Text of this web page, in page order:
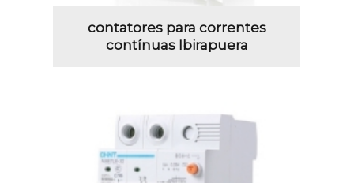
contatores para correntes
contínuas Ibirapuera